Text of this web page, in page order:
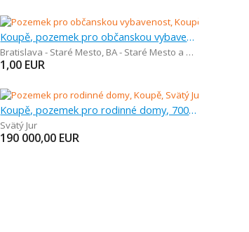
Koupě, pozemek pro občanskou vybavenost, 1 m
Bratislava - Staré Mesto, BA - Staré Mesto a okolie
1,00 EUR
Koupě, pozemek pro rodinné domy, 700 m
Svätý Jur
190 000,00 EUR